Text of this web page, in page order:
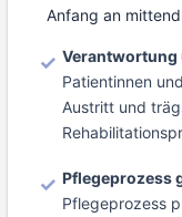
Anfang an
Verantwortung
Patientinnen
Austritt und
Pflegeprozess
Pflegeprozess